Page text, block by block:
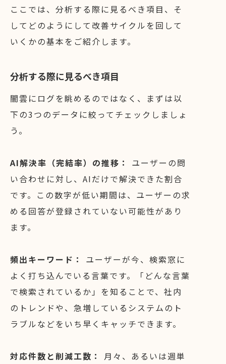
ここでは、分析する際に見るべき項目、そ
してどのようにして改善サイクルを回して
いくかの基本をご紹介します。
分析する際に見るべき項目
闇雲にログを眺めるのではなく、まずは以
下の3つのデータに絞ってチェックしましょ
う。
AI解決率（完結率）の推移：
ユーザーの問
い合わせに対し、AIだけで解決できた割合
です。この数字が低い期間は、ユーザーの求
める回答が登録されていない可能性があり
ます。
頻出キーワード：
ユーザーが今、検索窓に
よく打ち込んでいる言葉です。「どんな言葉
で検索されているか」を知ることで、社内
のトレンドや、急増しているシステムのト
ラブルなどをいち早くキャッチできます。
対応件数と削減工数： 月々、あるいは週単